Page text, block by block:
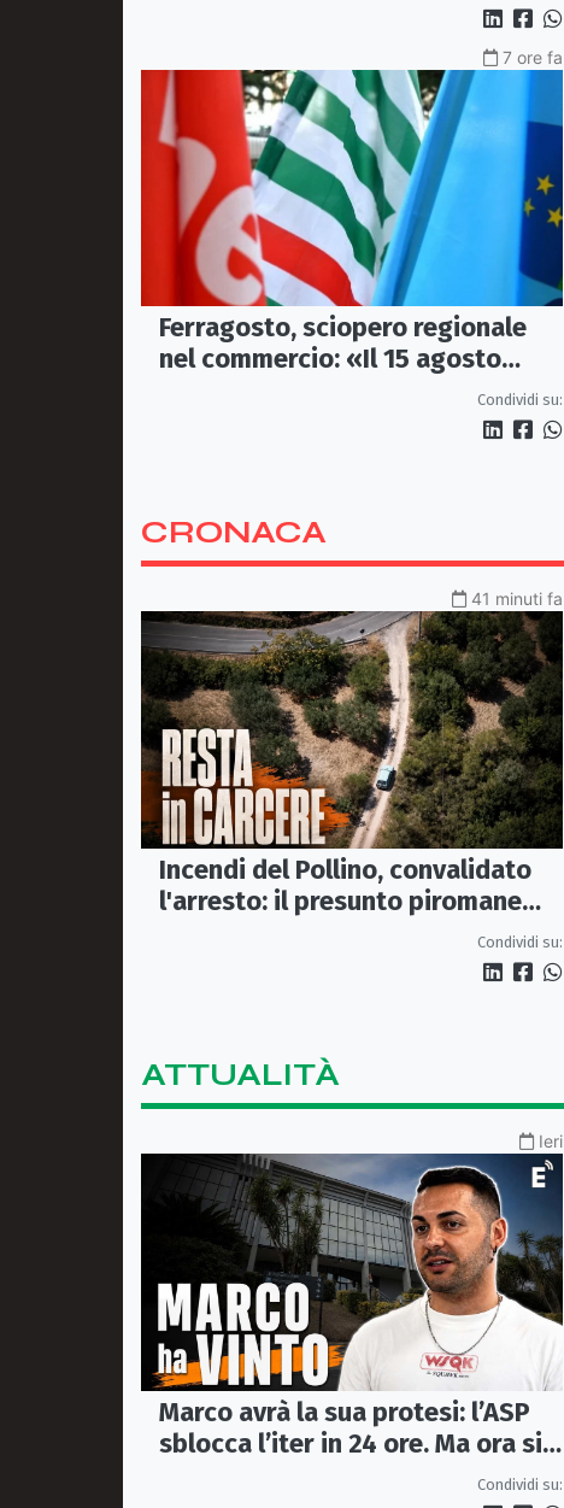
7 ore fa
Ferragosto, sciopero regionale
nel commercio: «Il 15 agosto
Condividi su:
CRONACA
41 minuti fa
Incendi del Pollino, convalidato
l'arresto: il presunto piromane
Condividi su:
ATTUALITÀ
Ieri
Marco avrà la sua protesi: l’ASP
sblocca l’iter in 24 ore. Ma ora si
apre il caso dell’Ufficio ausiliCondividi su: